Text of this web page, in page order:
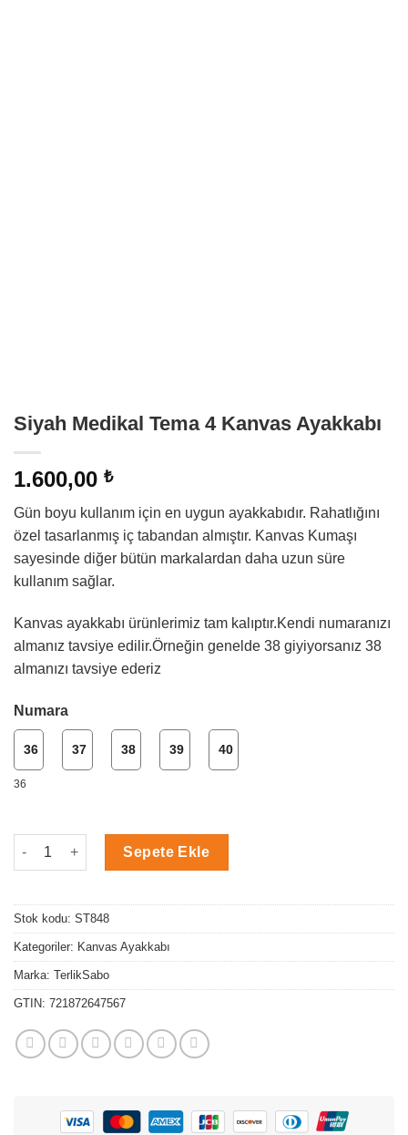
Siyah Medikal Tema 4 Kanvas Ayakkabı
1.600,00 ₺
Gün boyu kullanım için en uygun ayakkabıdır. Rahatlığını
özel tasarlanmış iç tabandan almıştır. Kanvas Kumaşı
sayesinde diğer bütün markalardan daha uzun süre
kullanım sağlar.
Kanvas ayakkabı ürünlerimiz tam kalıptır.Kendi numaranızı
almanız tavsiye edilir.Örneğin genelde 38 giyiyorsanız 38
almanızı tavsiye ederiz
Numara
36
36
37 38 39 40
Siyah Medikal Tema 4 Kanvas Ayakkabı adet
Sepete Ekle
Stok kodu: ST848
Kategoriler: Kanvas Ayakkabı
Marka: TerlikSabo
GTIN: 721872647567